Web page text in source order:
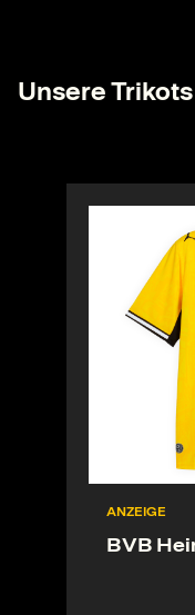
Unsere
ANZEIGE
BVB